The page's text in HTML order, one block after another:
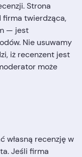
Strona
firma twierdząca,
— jest
Nie usuwamy
iż recenzent jest
może
własną recenzję w
Jeśli firma